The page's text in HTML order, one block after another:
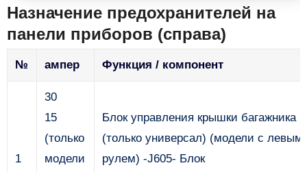
Назначение предохранителей на
панели приборов (справа)
№ ампер Функция / компонент
1
30
15
(только
модели
Блок управления крышки багажника
(только универсал) (модели с левым
рулем) -J605- Блок